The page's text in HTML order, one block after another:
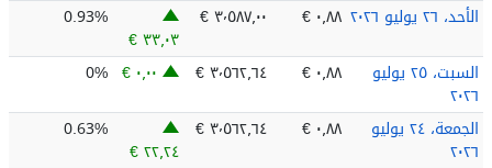
الأحد، ٢٦ يوليو ٢٠٢٦
٠٫٨٨ € ٣٬٥٨٧٫٠٠ €
٣٣٫٠٣ €
0.93%
السبت، ٢٥ يوليو
٢٠٢٦
٠٫٨٨ € ٣٬٥٦٢٫٦٤ € ٠٫٠٠ €
0%
الجمعة، ٢٤ يوليو
٢٠٢٦
٠٫٨٨ € ٣٬٥٦٢٫٦٤ €
٢٢٫٢٤ €
0.63%